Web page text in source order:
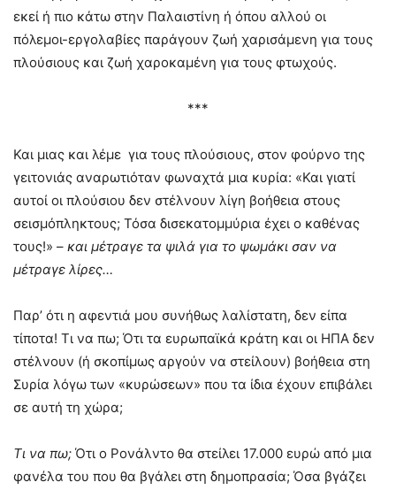
εκεί ή πιο κάτω στην Παλαιστίνη ή όπου αλλού οι
πόλεμοι-εργολαβίες παράγουν ζωή χαρισάμενη για τους
πλούσιους και ζωή χαροκαμένη για τους φτωχούς.
***
Και μιας και λέμε για τους πλούσιους, στον φούρνο της
γειτονιάς αναρωτιόταν φωναχτά μια κυρία: «Και γιατί
αυτοί οι πλούσιου δεν στέλνουν λίγη βοήθεια στους
σεισμόπληκτους; Τόσα δισεκατομμύρια έχει ο καθένας
τους!» – και μέτραγε τα ψιλά για το ψωμάκι σαν να
μέτραγε λίρες…
Παρ’ ότι η αφεντιά μου συνήθως λαλίστατη, δεν είπα
τίποτα! Τι να πω; Ότι τα ευρωπαϊκά κράτη και οι ΗΠΑ δεν
στέλνουν (ή σκοπίμως αργούν να στείλουν) βοήθεια στη
Συρία λόγω των «κυρώσεων» που τα ίδια έχουν επιβάλει
σε αυτή τη χώρα;
Τι να πω; Ότι ο Ρονάλντο θα στείλει 17.000 ευρώ από μια
φανέλα του που θα βγάλει στη δημοπρασία; Όσα βγάζει